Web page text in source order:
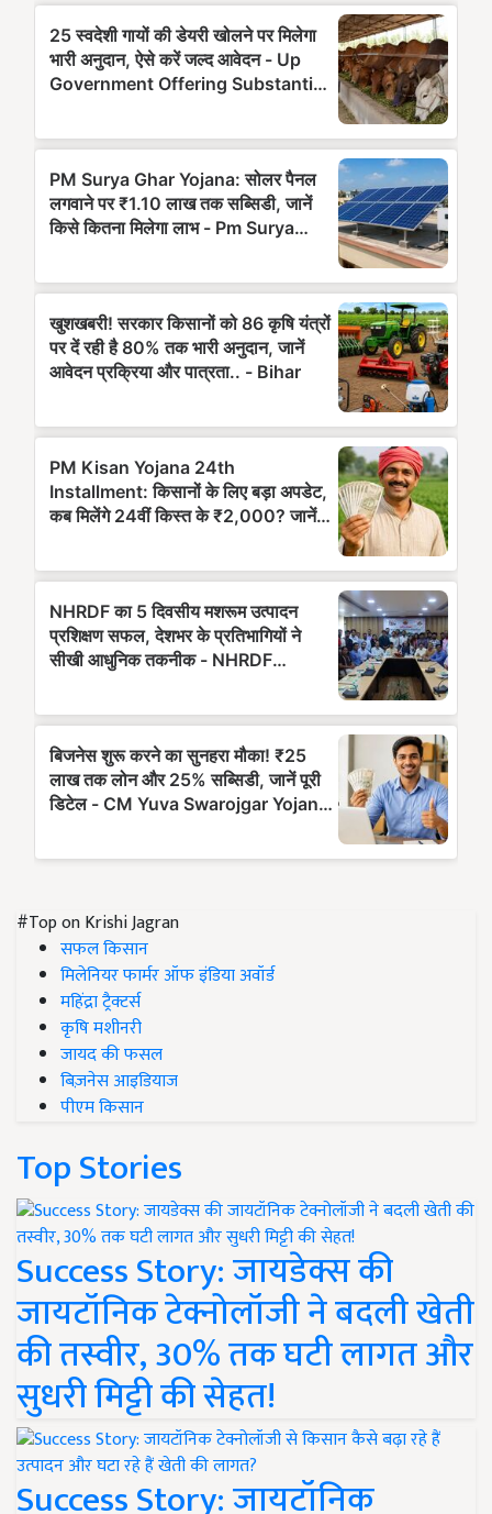
#Top on Krishi Jagran
सफल किसान
मिलेनियर फार्मर ऑफ इंडिया अवॉर्ड
महिंद्रा ट्रैक्टर्स
कृषि मशीनरी
जायद की फसल
बिज़नेस आइडियाज
पीएम किसान
Top Stories
Success Story: जायडेक्स की
जायटॉनिक टेक्नोलॉजी ने बदली खेती
की तस्वीर, 30% तक घटी लागत और
सुधरी मिट्टी की सेहत!
Success Story: जायटॉनिक